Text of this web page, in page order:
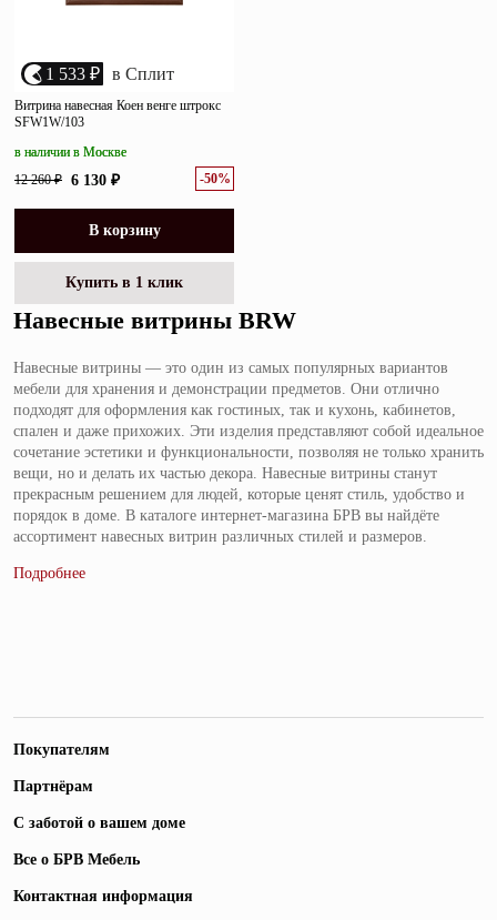
1 533 ₽ в Сплит
Витрина навесная Коен венге штрокс
SFW1W/103
12 260 ₽ 6 130 ₽ -50%
в наличии в Москве
В корзину
Купить в 1 клик
Навесные витрины BRW
Навесные витрины — это один из самых популярных вариантов
мебели для хранения и демонстрации предметов. Они отлично
подходят для оформления как гостиных, так и кухонь, кабинетов,
спален и даже прихожих. Эти изделия представляют собой идеальное
сочетание эстетики и функциональности, позволяя не только хранить
вещи, но и делать их частью декора. Навесные витрины станут
прекрасным решением для людей, которые ценят стиль, удобство и
порядок в доме. В каталоге интернет-магазина БРВ вы найдёте
ассортимент навесных витрин различных стилей и размеров.
Покупателям
Партнёрам
С заботой о вашем доме
Все о БРВ Мебель
Контактная информация